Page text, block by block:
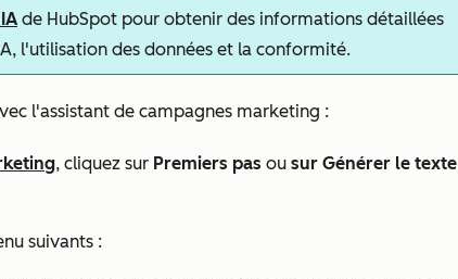
de HubSpot pour obtenir des informations détaillées
l'utilisation des données et la conformité.
l'assistant de campagnes marketing :
, cliquez sur Premiers pas ou sur Générer le texte
suivants :